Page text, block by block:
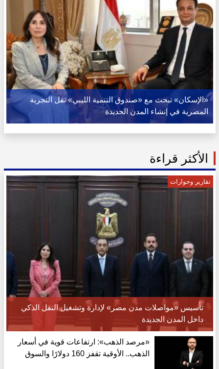
«الإسكان» تبحث مع «صندوق التنمية الليبي» نقل التجربة
المصرية في إنشاء المدن الجديدة
الأكثر قراءة
تقارير وحوارات
تأسيس «مواصلات مدن مصر» لإدارة وتشغيل النقل الذكي
داخل المدن الجديدة
«مرصد الذهب»: ارتفاعات قوية في أسعار
الذهب.. الأوقية تقفز 160 دولارًا والسوق